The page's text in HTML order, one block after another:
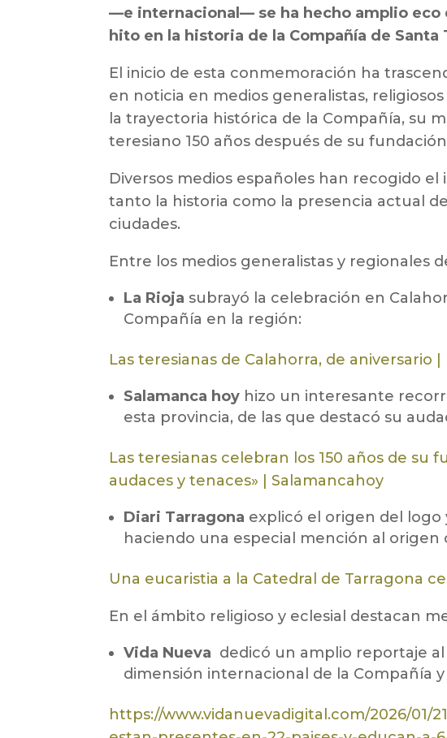
—e internacional— se ha hecho amplio
hito en la historia de la Compañía de Santa
El inicio de esta conmemoración ha
en noticia en medios generalistas,
la trayectoria histórica de la Compañía, su
teresiano 150 años después de su
Diversos medios españoles han recogido
tanto la historia como la presencia actual
ciudades.
Entre los medios generalistas y regionales
La Rioja subrayó la celebración en
Compañía en la región:
Las teresianas de Calahorra, de aniversario |
Salamanca hoy hizo un interesante
esta provincia, de las que destacó su
Las teresianas celebran los 150 años de su
audaces y tenaces» | Salamancahoy
Diari Tarragona explicó el origen del logo
haciendo una especial mención al
Una eucaristia a la Catedral de Tarragona
En el ámbito religioso y eclesial destacan
Vida Nueva dedicó un amplio reportaje
dimensión internacional de la Compañía
https://www.vidanuevadigital.com/2026/01/